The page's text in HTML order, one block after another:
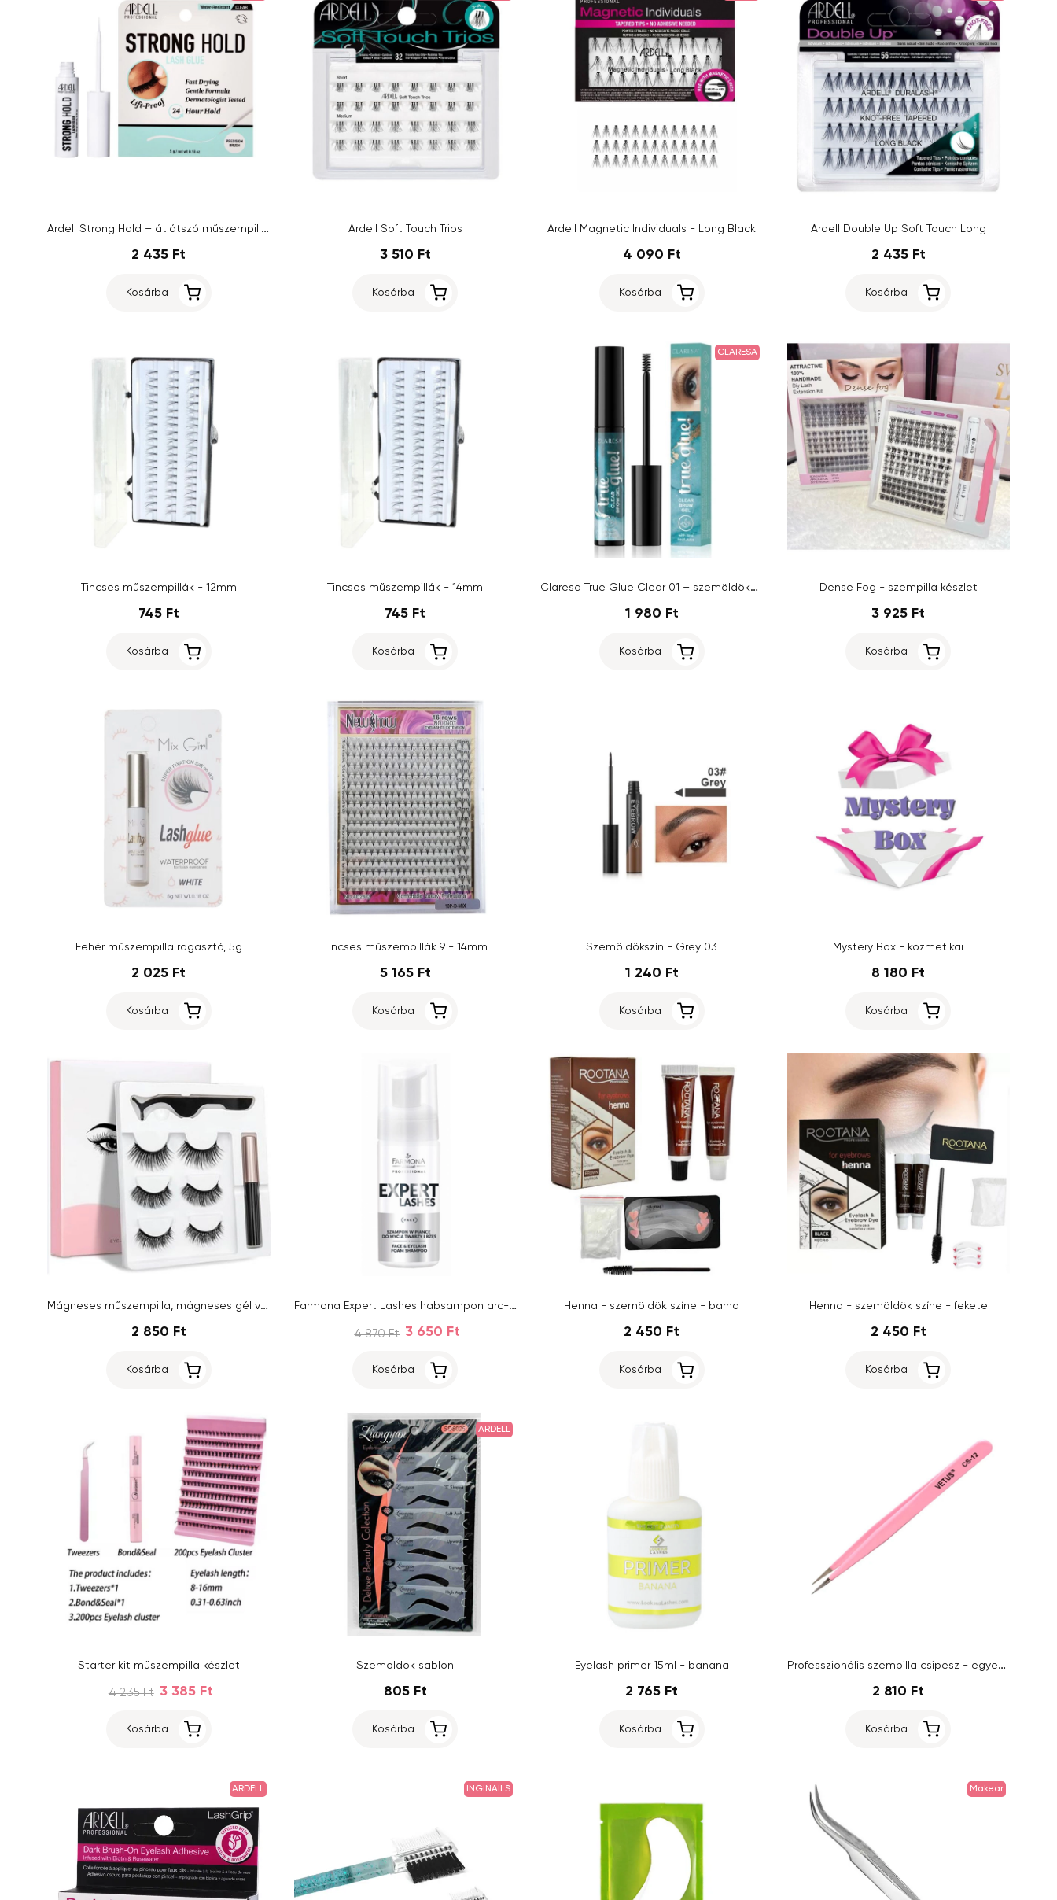
Ardell Strong Hold – átlátszó műszempilla-ragasztó, 5 g
2 435 Ft
Kosárba
Ardell Soft Touch Trios
3 510 Ft
Kosárba
Ardell Magnetic Individuals - Long Black
4 090 Ft
Kosárba
Ardell Double Up Soft Touch Long
2 435 Ft
Kosárba
Tincses műszempillák - 12mm
745 Ft
Kosárba
Tincses műszempillák - 14mm
745 Ft
Kosárba
CLARESA
Claresa True Glue Clear 01 – szemöldökzselé, 8 ml
1 980 Ft
Kosárba
Dense Fog - szempilla készlet
3 925 Ft
Kosárba
Fehér műszempilla ragasztó, 5g
2 025 Ft
Kosárba
Tincses műszempillák 9 - 14mm
5 165 Ft
Kosárba
Szemöldökszín - Grey 03
1 240 Ft
Kosárba
Mystery Box - kozmetikai
8 180 Ft
Kosárba
Mágneses műszempilla, mágneses gél vonal
2 850 Ft
Kosárba
Farmona Expert Lashes habsampon arc- és szempillamosásra 150 ml
4 870 Ft 3 650 Ft
Kosárba
Henna - szemöldök színe - barna
2 450 Ft
Kosárba
Henna - szemöldök színe - fekete
2 450 Ft
Kosárba
Starter kit műszempilla készlet
4 235 Ft 3 385 Ft
Kosárba
ARDELL
Szemöldök sablon
805 Ft
Kosárba
Eyelash primer 15ml - banana
2 765 Ft
Kosárba
Professzionális szempilla csipesz - egyenes - TW004
2 810 Ft
Kosárba
ARDELL INGINAILS Makear